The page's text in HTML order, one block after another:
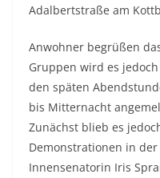
Adalbertstraße am
Anwohner begrüßen
Gruppen wird es
den späten
bis Mitternacht
Zunächst blieb es
Demonstrationen in
Innensenatorin Iris